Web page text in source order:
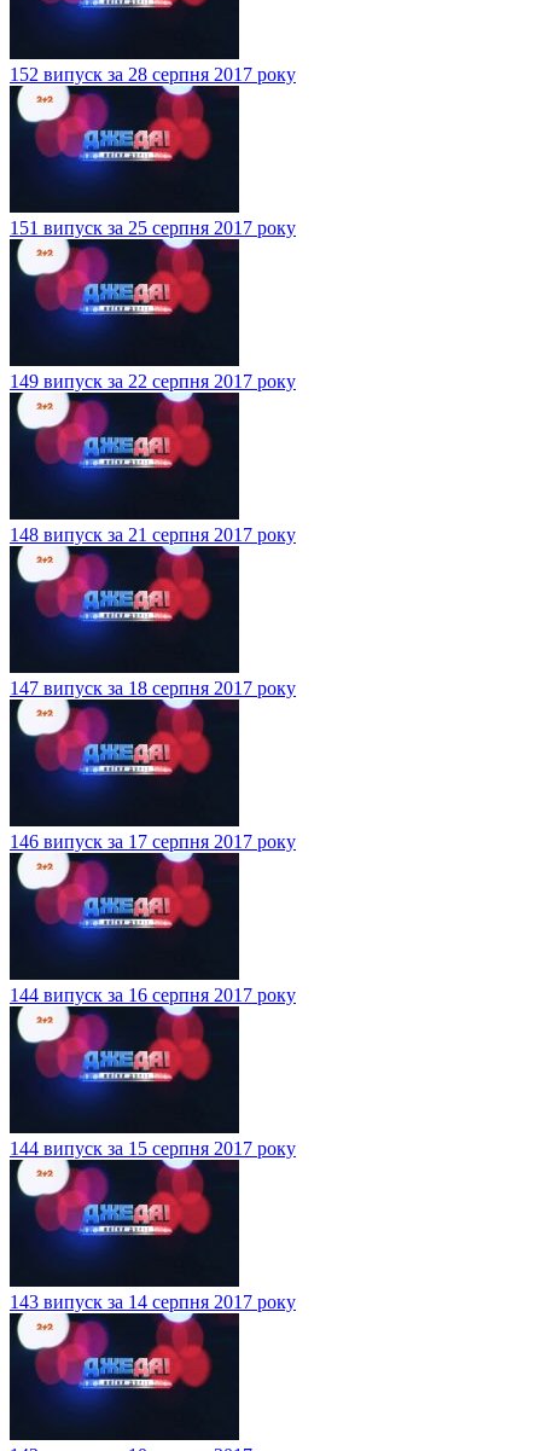
152 випуск за 28 серпня 2017 року
151 випуск за 25 серпня 2017 року
149 випуск за 22 серпня 2017 року
148 випуск за 21 серпня 2017 року
147 випуск за 18 серпня 2017 року
146 випуск за 17 серпня 2017 року
144 випуск за 16 серпня 2017 року
144 випуск за 15 серпня 2017 року
143 випуск за 14 серпня 2017 року